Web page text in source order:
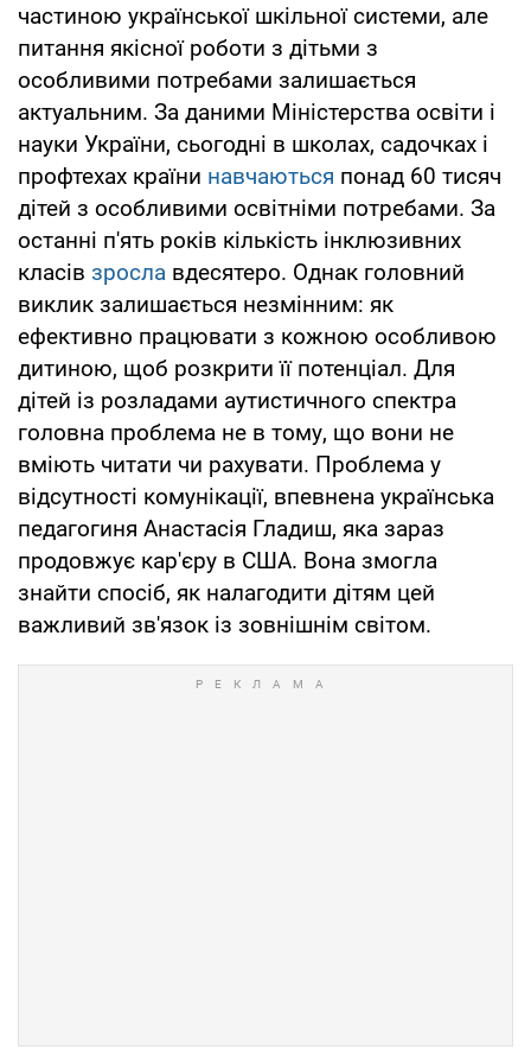
частиною української шкільної системи, але
питання якісної роботи з дітьми з
особливими потребами залишається
актуальним. За даними Міністерства освіти і
науки України, сьогодні в школах, садочках і
профтехах країни навчаються понад 60 тисяч
дітей з особливими освітніми потребами. За
останні п'ять років кількість інклюзивних
класів зросла вдесятеро. Однак головний
виклик залишається незмінним: як
ефективно працювати з кожною особливою
дитиною, щоб розкрити її потенціал. Для
дітей із розладами аутистичного спектра
головна проблема не в тому, що вони не
вміють читати чи рахувати. Проблема у
відсутності комунікації, впевнена українська
педагогиня Анастасія Гладиш, яка зараз
продовжує кар'єру в США. Вона змогла
знайти спосіб, як налагодити дітям цей
важливий зв'язок із зовнішнім світом.